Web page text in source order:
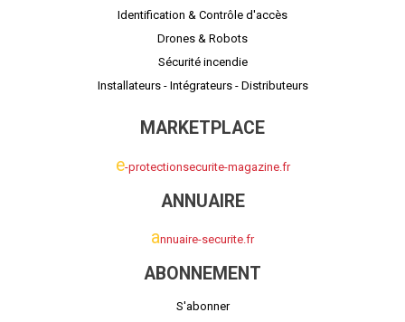
Identification & Contrôle d'accès
Drones & Robots
Sécurité incendie
Installateurs - Intégrateurs - Distributeurs
MARKETPLACE
e-protectionsecurite-magazine.fr
ANNUAIRE
annuaire-securite.fr
ABONNEMENT
S'abonner